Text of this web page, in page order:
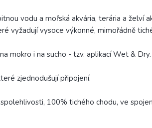
vodu a mořská akvária, terária a želví
vyžadují vysoce výkonné, mimořádně
mokro i na sucho - tzv. aplikací Wet & Dry.
zjednodušují připojení.
100% tichého chodu, ve